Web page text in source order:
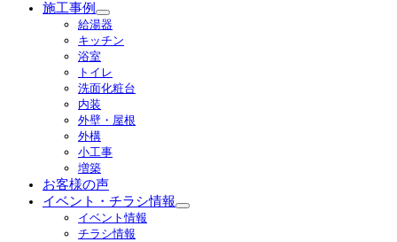
施工事例
サ
ブ
ニ
ュ
開
給湯器
キッチン
浴室
トイレ
洗面化粧台
内装
外壁・屋根
外構
小工事
増築
お客様の声
イベント・チラシ情報
サ
イベント情報
チラシ情報